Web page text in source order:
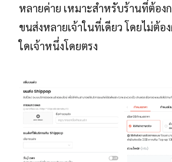
หลายค่าย เหมาะสำหรับร้านที่ต้องก
ขนส่งหลายเจ้าในที่เดียว โดยไม่ต้อ
ใดเจ้าหนึ่งโดยตรง